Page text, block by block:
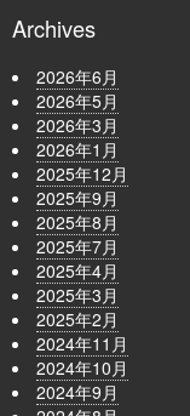
Archives
2026年6月
2026年5月
2026年3月
2026年1月
2025年12月
2025年9月
2025年8月
2025年7月
2025年4月
2025年3月
2025年2月
2024年11月
2024年10月
2024年9月